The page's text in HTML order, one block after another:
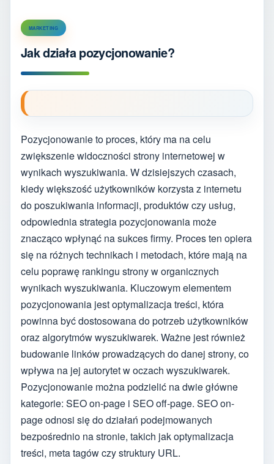
MARKETING
Jak działa pozycjonowanie?
Pozycjonowanie to proces, który ma na celu
zwiększenie widoczności strony internetowej w
wynikach wyszukiwania. W dzisiejszych czasach,
kiedy większość użytkowników korzysta z internetu
do poszukiwania informacji, produktów czy usług,
odpowiednia strategia pozycjonowania może
znacząco wpłynąć na sukces firmy. Proces ten opiera
się na różnych technikach i metodach, które mają na
celu poprawę rankingu strony w organicznych
wynikach wyszukiwania. Kluczowym elementem
pozycjonowania jest optymalizacja treści, która
powinna być dostosowana do potrzeb użytkowników
oraz algorytmów wyszukiwarek. Ważne jest również
budowanie linków prowadzących do danej strony, co
wpływa na jej autorytet w oczach wyszukiwarek.
Pozycjonowanie można podzielić na dwie główne
kategorie: SEO on-page i SEO off-page. SEO on-
page odnosi się do działań podejmowanych
bezpośrednio na stronie, takich jak optymalizacja
treści, meta tagów czy struktury URL.